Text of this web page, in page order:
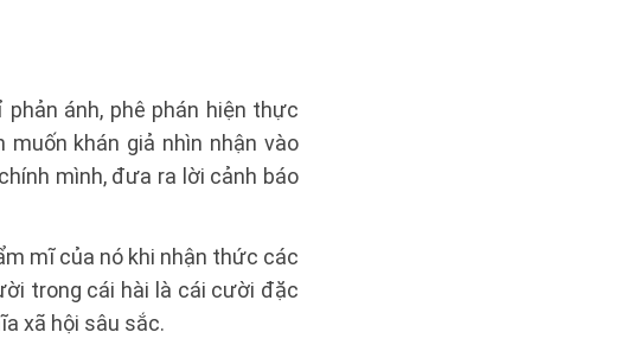
ánh, phê phán hiện thực
khán giả nhìn nhận vào
mình, đưa ra lời cảnh báo
mĩ của nó khi nhận thức các
trong cái hài là cái cười đặc
xã hội sâu sắc.